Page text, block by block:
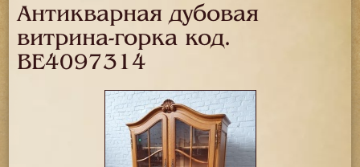
Антикварная дубовая
витрина-горка код.
BE4097314